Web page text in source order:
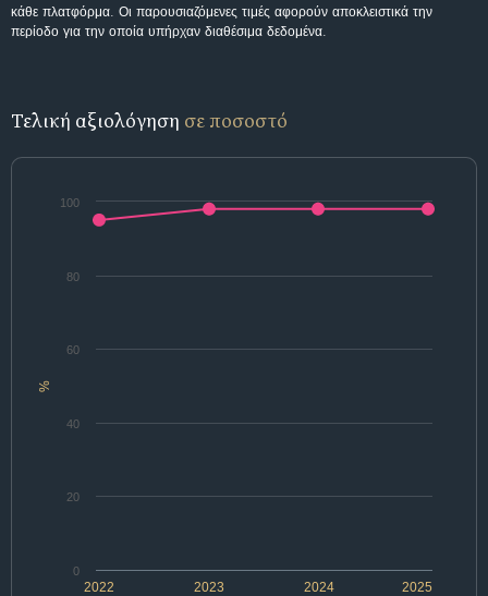
κάθε πλατφόρμα. Οι παρουσιαζόμενες τιμές αφορούν αποκλειστικά την
περίοδο για την οποία υπήρχαν διαθέσιμα δεδομένα.
Τελική αξιολόγηση σε ποσοστό
%
2022 2024
2023 2025
0
20
40
60
80
100